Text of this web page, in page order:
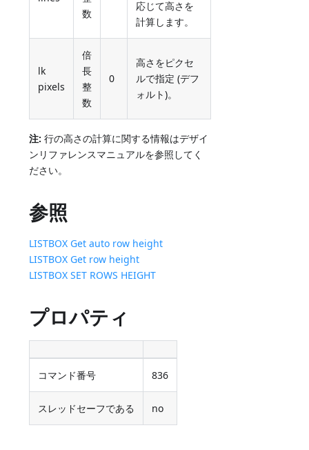
数
応じて高さを
計算します。
lk
pixels
倍
長
整
数
0
高さをピクセ
ルで指定 (デフ
ォルト)。
注: 行の高さの計算に関する情報はデザイ
ンリファレンスマニュアルを参照してく
ださい。
参照
LISTBOX Get auto row height
LISTBOX Get row height
LISTBOX SET ROWS HEIGHT
プロパティ
コマンド番号 836
スレッドセーフである no